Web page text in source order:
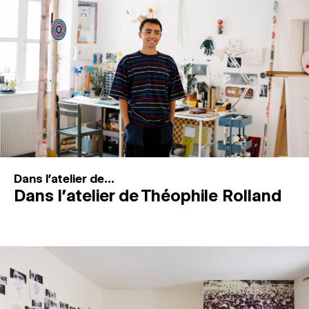
MAGAZINE
ESPACES DE PRATIQUE ARTISTIQUE ↓
Recherche
Connexion
Dans l'atelier de...
Dans l’atelier de Théophile Rolland